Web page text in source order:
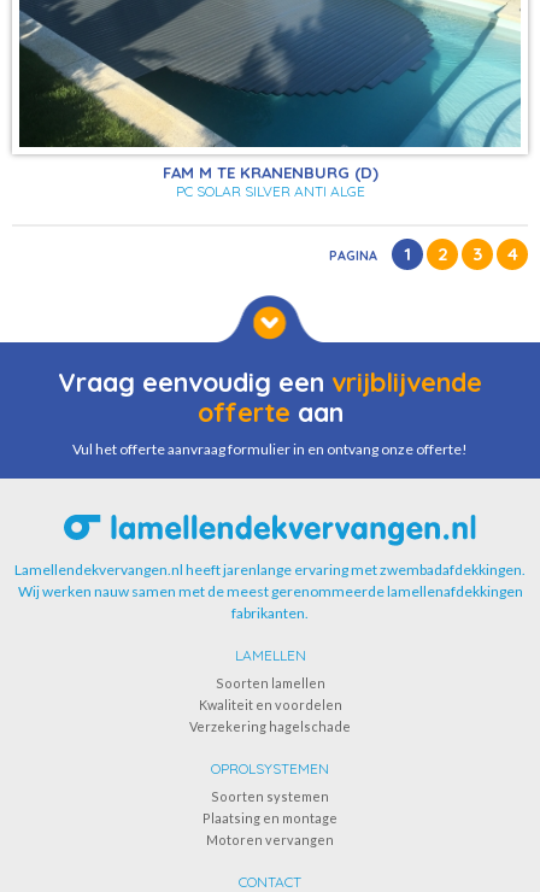
FAM M TE KRANENBURG (D)
PC SOLAR SILVER ANTI ALGE
PAGINA 1 2 3 4
Vraag eenvoudig een vrijblijvende
offerte aan
Vul het offerte aanvraag formulier in en ontvang onze offerte!
Lamellendekvervangen.nl heeft jarenlange ervaring met zwembadafdekkingen.
Wij werken nauw samen met de meest gerenommeerde lamellenafdekkingen
fabrikanten.
LAMELLEN
Soorten lamellen
Kwaliteit en voordelen
Verzekering hagelschade
OPROLSYSTEMEN
Soorten systemen
Plaatsing en montage
Motoren vervangen
CONTACT